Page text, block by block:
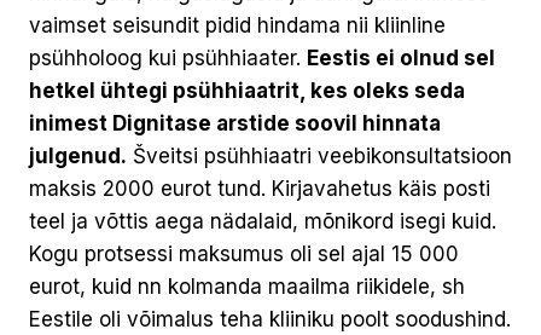
vaimset seisundit pidid hindama nii kliinline
psühholoog kui psühhiaater. Eestis ei olnud sel
hetkel ühtegi psühhiaatrit, kes oleks seda
inimest Dignitase arstide soovil hinnata
julgenud. Šveitsi psühhiaatri veebikonsultatsioon
maksis 2000 eurot tund. Kirjavahetus käis posti
teel ja võttis aega nädalaid, mõnikord isegi kuid.
Kogu protsessi maksumus oli sel ajal 15 000
eurot, kuid nn kolmanda maailma riikidele, sh
Eestile oli võimalus teha kliiniku poolt soodushind.